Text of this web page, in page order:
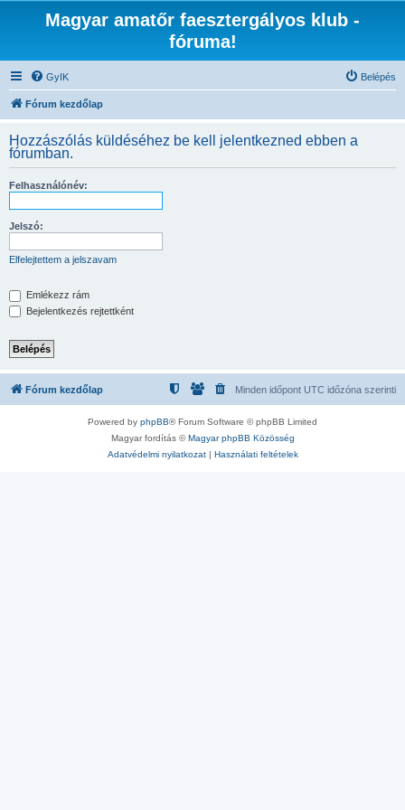
Magyar amatőr faesztergályos klub -
fóruma!
GyIK Belépés
Fórum kezdőlap
Hozzászólás küldéséhez be kell jelentkezned ebben a
fórumban.
Felhasználónév:
Jelszó:
Elfelejtettem a jelszavam
Emlékezz rám
Bejelentkezés rejtettként
Fórum kezdőlap Minden időpont UTC időzóna szerinti
Powered by phpBB® Forum Software © phpBB Limited
Magyar fordítás ©Magyar phpBB Közösség
Adatvédelmi nyilatkozat| Használati feltételek